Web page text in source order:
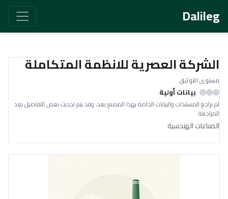
Dalileg
الشركة العصرية للانظمة المتكاملة
مستوى التوثيق
بيانات أولية
لم نراجع المستندات والبيانات الخاصة بهذا المصنع بعد، وقد يتم تحديث بعض التفاصيل بعد
المراجعة.
الصناعات الهندسية